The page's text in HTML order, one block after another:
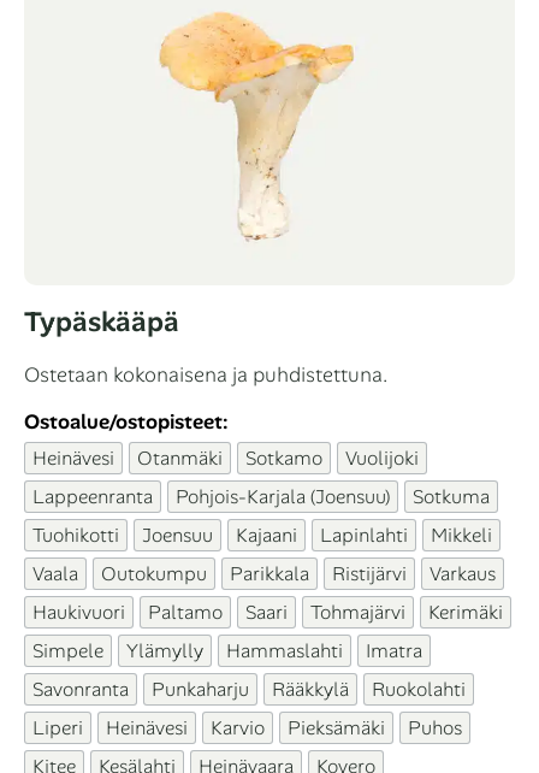
Typäskääpä
Ostetaan kokonaisena ja puhdistettuna.
Ostoalue/ostopisteet:
Heinävesi Otanmäki Sotkamo
Vuolijoki
Lappeenranta
Pohjois-Karjala (Joensuu)
Sotkuma
Tuohikotti
Joensuu Kajaani Lapinlahti
Mikkeli
Vaala
Outokumpu Parikkala Ristijärvi
Varkaus
Haukivuori
Paltamo Saari Tohmajärvi
Kerimäki
Simpele
Ylämylly Hammaslahti
Imatra
Savonranta
Punkaharju Rääkkylä
Ruokolahti
Liperi
Heinävesi Karvio Pieksämäki
Puhos
Kitee
Kesälahti Heinävaara
Kovero